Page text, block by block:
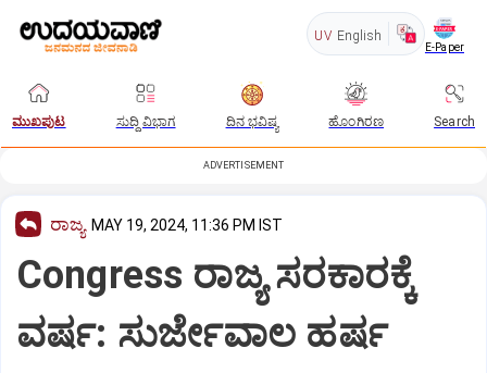
UV English
E-Paper
ಮುಖಪುಟ ಸುದ್ದಿ ವಿಭಾಗ ದಿನ ಭವಿಷ್ಯ ಹೊಂಗಿರಣ Search
ADVERTISEMENT
ರಾಜ್ಯ MAY 19, 2024, 11:36 PM IST
Congress ರಾಜ್ಯ ಸರಕಾರಕ್ಕೆ
ವರ್ಷ: ಸುರ್ಜೇವಾಲ ಹರ್ಷ